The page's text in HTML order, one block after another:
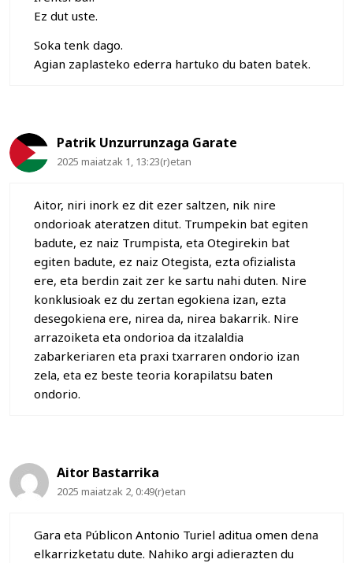
Ez dut uste.
Soka tenk dago.
Agian zaplasteko ederra hartuko du baten batek.
Patrik Unzurrunzaga Garate
2025 maiatzak 1, 13:23(r)etan
Aitor, niri inork ez dit ezer saltzen, nik nire
ondorioak ateratzen ditut. Trumpekin bat egiten
badute, ez naiz Trumpista, eta Otegirekin bat
egiten badute, ez naiz Otegista, ezta ofizialista
ere, eta berdin zait zer ke sartu nahi duten. Nire
konklusioak ez du zertan egokiena izan, ezta
desegokiena ere, nirea da, nirea bakarrik. Nire
arrazoiketa eta ondorioa da itzalaldia
zabarkeriaren eta praxi txarraren ondorio izan
zela, eta ez beste teoria korapilatsu baten
ondorio.
Aitor Bastarrika
2025 maiatzak 2, 0:49(r)etan
Gara eta Públicon Antonio Turiel aditua omen dena
elkarrizketatu dute. Nahiko argi adierazten du